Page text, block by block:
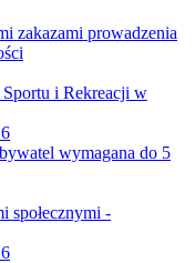
zakazami prowadzenia
Sportu i Rekreacji w
wymagana do 5
społecznymi -